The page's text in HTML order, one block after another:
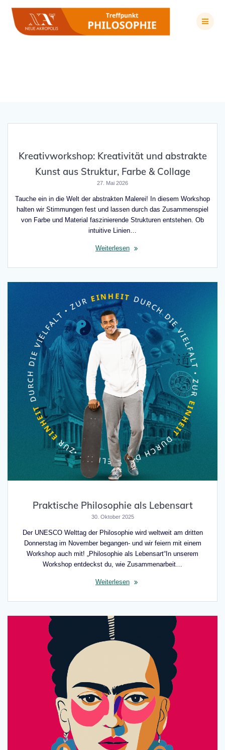
Inhalt
springen
Kreativworkshop: Kreativität und abstrakte
Kunst aus Struktur, Farbe & Collage
27. Mai 2026
Tauche ein in die Welt der abstrakten Malerei! In diesem Workshop
halten wir Stimmungen fest und lassen durch das Zusammenspiel
von Farbe und Material faszinierende Strukturen entstehen. Ob
intuitive Linien…
Weiterlesen
Praktische Philosophie als Lebensart
30. Oktober 2025
Der UNESCO Welttag der Philosophie wird weltweit am dritten
Donnerstag im November begangen- und wir feiern mit einem
Workshop auch mit! „Philosophie als Lebensart“In unserem
Workshop entdeckst du, wie Zusammenarbeit…
Weiterlesen